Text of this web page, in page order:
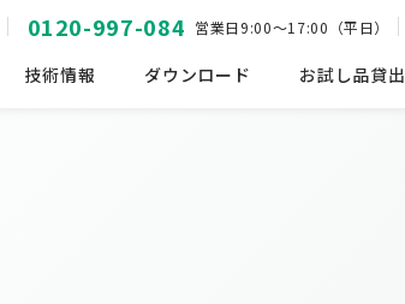
技術情報 ダウンロード お試し品貸出
0120-997-084 営業日9:00～17:00（平日）